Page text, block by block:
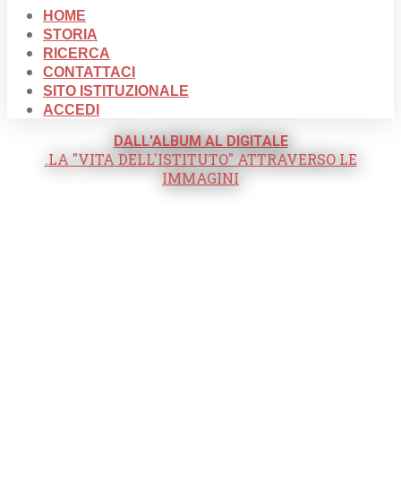
HOME
STORIA
RICERCA
CONTATTACI
SITO ISTITUZIONALE
ACCEDI
DALL'ALBUM AL DIGITALE
.LA "VITA DELL'ISTITUTO" ATTRAVERSO LE
IMMAGINI